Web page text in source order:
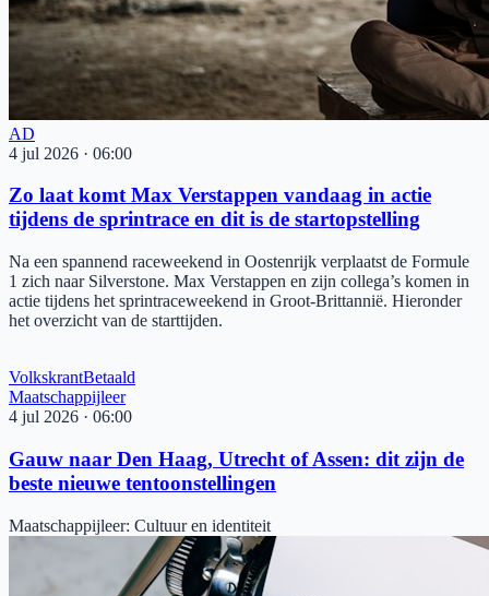
AD
4 jul 2026 · 06:00
Zo laat komt Max Verstappen vandaag in actie
tijdens de sprintrace en dit is de startopstelling
Na een spannend raceweekend in Oostenrijk verplaatst de Formule
1 zich naar Silverstone. Max Verstappen en zijn collega’s komen in
actie tijdens het sprintraceweekend in Groot-Brittannië. Hieronder
het overzicht van de starttijden.
VolkskrantBetaald
Maatschappijleer
4 jul 2026 · 06:00
Gauw naar Den Haag, Utrecht of Assen: dit zijn de
beste nieuwe tentoonstellingen
Maatschappijleer: Cultuur en identiteit